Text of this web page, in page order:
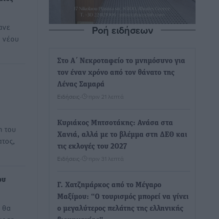
του
Ροή ειδήσεων
Στο Α΄ Νεκροταφείο το μνημόσυνο για
τον έναν χρόνο από τον θάνατο της
Λένας Σαμαρά
Ειδήσεις πριν 21 λεπτά
Κυριάκος Μητσοτάκης: Ανάσα στα
Χανιά, αλλά με το βλέμμα στη ΔΕΘ και
τις εκλογές του 2027
Ειδήσεις πριν 31 λεπτά
Γ. Χατζημάρκος από το Μέγαρο
Μαξίμου: “Ο τουρισμός μπορεί να γίνει
ο μεγαλύτερος πελάτης της ελληνικής